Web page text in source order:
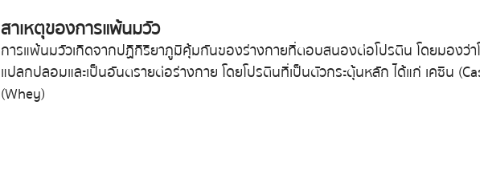
สาเหตุของการแพ้นมวัว
การแพ้นมวัวเกิดจากปฏิกิริยาภูมิคุ้มกันของร่างกายที่ตอบสนองต่อโปรตีน โดยมองว่า
แปลกปลอมและเป็นอันตรายต่อร่างกาย โดยโปรตีนที่เป็นตัวกระตุ้นหลัก ได้แก่ เคซีน
(Whey)